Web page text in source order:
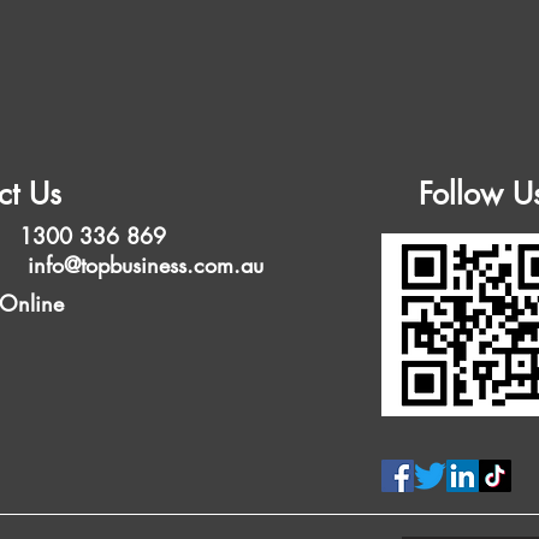
Us
1300 336 869
info@topbusiness.com.au
Follow